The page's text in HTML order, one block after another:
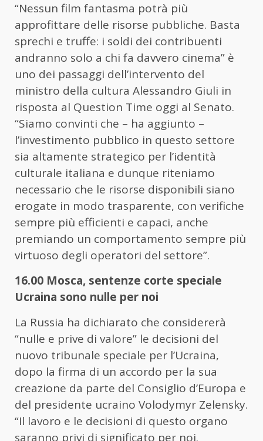
“Nessun film fantasma potrà più
approfittare delle risorse pubbliche. Basta
sprechi e truffe: i soldi dei contribuenti
andranno solo a chi fa davvero cinema” è
uno dei passaggi dell’intervento del
ministro della cultura Alessandro Giuli in
risposta al Question Time oggi al Senato.
“Siamo convinti che – ha aggiunto –
l’investimento pubblico in questo settore
sia altamente strategico per l’identità
culturale italiana e dunque riteniamo
necessario che le risorse disponibili siano
erogate in modo trasparente, con verifiche
sempre più efficienti e capaci, anche
premiando un comportamento sempre più
virtuoso degli operatori del settore”.
16.00 Mosca, sentenze corte speciale
Ucraina sono nulle per noi
La Russia ha dichiarato che considererà
“nulle e prive di valore” le decisioni del
nuovo tribunale speciale per l’Ucraina,
dopo la firma di un accordo per la sua
creazione da parte del Consiglio d’Europa e
del presidente ucraino Volodymyr Zelensky.
“Il lavoro e le decisioni di questo organo
saranno privi di significato per noi.